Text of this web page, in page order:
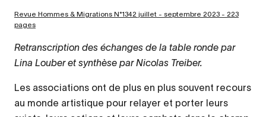
Revue Hommes & Migrations N°1342 juillet - septembre 2023 - 223
pages
Retranscription des échanges de la table ronde par
Lina Louber et synthèse par Nicolas Treiber.
Les associations ont de plus en plus souvent recours
au monde artistique pour relayer et porter leurs